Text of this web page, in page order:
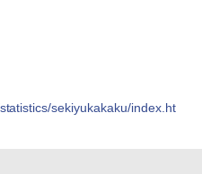
sekiyukakaku/index.ht